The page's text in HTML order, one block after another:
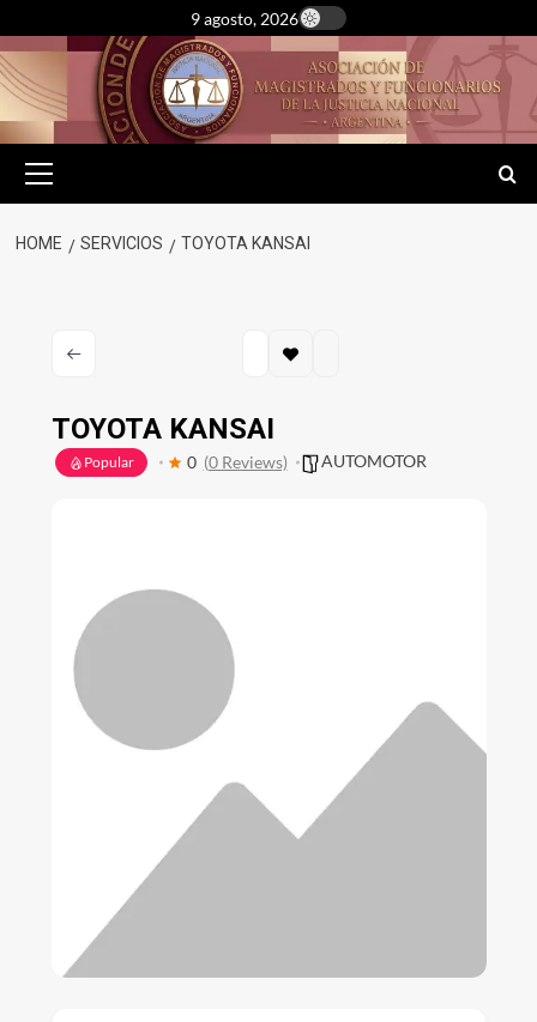
to
content
9 agosto, 2026
Menu
HOME SERVICIOS TOYOTA KANSAI
TOYOTA KANSAI
Popular 0 (0 Reviews) AUTOMOTOR